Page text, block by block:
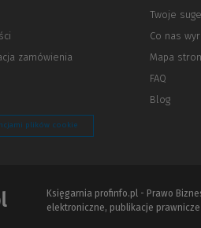
innej
zamówienia
Twoje
Co nas
Mapa
FAQ
Blog
plików cookie
Księgarnia profinfo.pl - Prawo
elektroniczne, publikacje